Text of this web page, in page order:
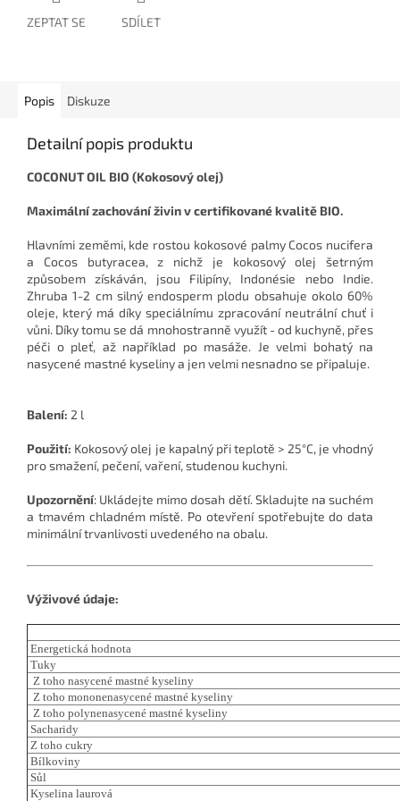
ZEPTAT SE SDÍLET
Popis Diskuze
Detailní popis produktu
COCONUT OIL BIO (Kokosový olej)
Maximální zachování živin v certifikované kvalitě BIO.
Hlavními zeměmi, kde rostou kokosové palmy Cocos nucifera
a Cocos butyracea, z nichž je kokosový olej šetrným
způsobem získáván, jsou Filipíny, Indonésie nebo Indie.
Zhruba 1-2 cm silný endosperm plodu obsahuje okolo 60%
oleje, který má díky speciálnímu zpracování neutrální chuť i
vůni. Díky tomu se dá mnohostranně využít - od kuchyně, přes
péči o pleť, až například po masáže. Je velmi bohatý na
nasycené mastné kyseliny a jen velmi nesnadno se připaluje.
Balení: 2 l
Použití: Kokosový olej je kapalný při teplotě > 25°C, je vhodný
pro smažení, pečení, vaření, studenou kuchyni.
Upozornění: Ukládejte mimo dosah dětí. Skladujte na suchém
a tmavém chladném místě. Po otevření spotřebujte do data
minimální trvanlivosti uvedeného na obalu.
Výživové údaje:
Energetická hodnota
Tuky
Z toho nasycené mastné kyseliny
Z toho mononenasycené mastné kyseliny
Z toho polynenasycené mastné kyseliny
Sacharidy
Z toho cukry
Bílkoviny
Sůl
Kyselina laurová